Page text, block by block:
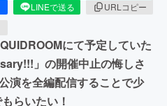
LINEで送る
URLコピー
にて予定していた
」の開催中止の悔しさ
演を全編配信することで少
らいたい！